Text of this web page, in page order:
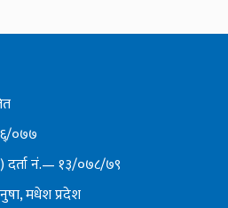
०७७
दर्ता नं.— १३/०७८/७९
मधेश प्रदेश